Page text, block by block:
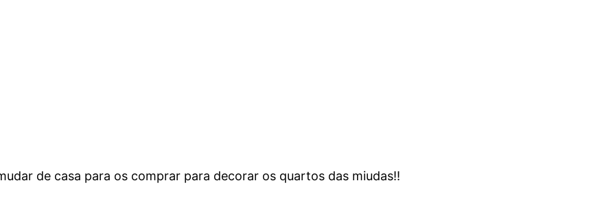
de casa para os comprar para decorar os quartos das miudas!!